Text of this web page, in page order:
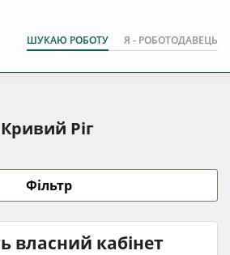
ШУКАЮ РОБОТУ Я - РОБОТОДАВЕЦЬ
Ріг
Фільтр
власний кабінет